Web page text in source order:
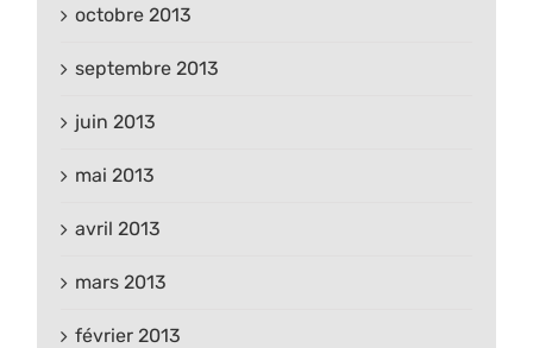
octobre 2013
septembre 2013
juin 2013
mai 2013
avril 2013
mars 2013
février 2013